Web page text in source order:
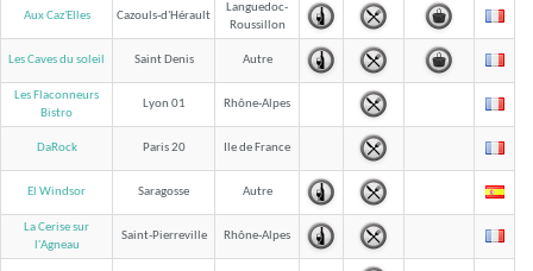
Aux Caz'Elles Cazouls-d'Hérault
Languedoc-
Roussillon
Les Caves du soleil Saint Denis Autre
Les Flaconneurs
Bistro
Lyon 01 Rhône-Alpes
DaRock Paris 20 Ile de France
El Windsor Saragosse Autre
La Cerise sur
l'Agneau
Saint-Pierreville Rhône-Alpes